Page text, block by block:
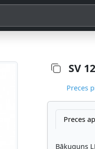
SV
Preces
Preces
Bākuguns